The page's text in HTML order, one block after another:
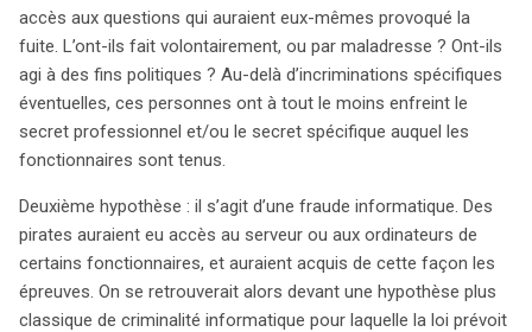
accès aux questions qui auraient eux-mêmes provoqué la
fuite. L’ont-ils fait volontairement, ou par maladresse ? Ont-ils
agi à des fins politiques ? Au-delà d’incriminations spécifiques
éventuelles, ces personnes ont à tout le moins enfreint le
secret professionnel et/ou le secret spécifique auquel les
fonctionnaires sont tenus.
Deuxième hypothèse : il s’agit d’une fraude informatique. Des
pirates auraient eu accès au serveur ou aux ordinateurs de
certains fonctionnaires, et auraient acquis de cette façon les
épreuves. On se retrouverait alors devant une hypothèse plus
classique de criminalité informatique pour laquelle la loi prévoit